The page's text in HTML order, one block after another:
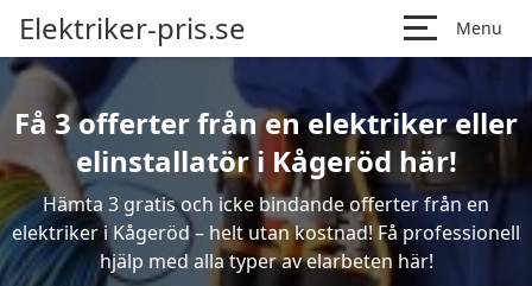
Elektriker-pris.se Menu
Få 3 offerter från en elektriker eller
elinstallatör i Kågeröd här!
Hämta 3 gratis och icke bindande offerter från en
elektriker i Kågeröd – helt utan kostnad! Få professionell
hjälp med alla typer av elarbeten här!